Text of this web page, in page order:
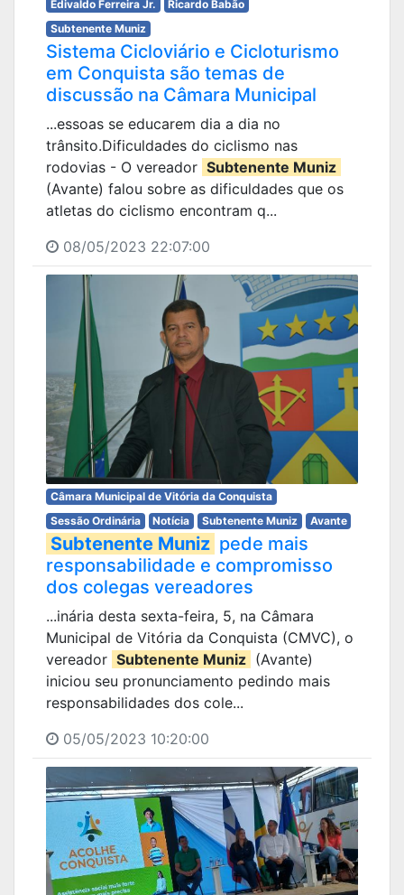
Edivaldo Ferreira Jr.
Ricardo Babão
Subtenente Muniz
Sistema Cicloviário e Cicloturismo
em Conquista são temas de
discussão na Câmara Municipal
...essoas se educarem dia a dia no
trânsito.Dificuldades do ciclismo nas
rodovias - O vereador Subtenente Muniz
(Avante) falou sobre as dificuldades que os
atletas do ciclismo encontram q...
08/05/2023 22:07:00
Câmara Municipal de Vitória da Conquista
Sessão Ordinária
Notícia Subtenente Muniz Avante
Subtenente Muniz pede mais
responsabilidade e compromisso
dos colegas vereadores
...inária desta sexta-feira, 5, na Câmara
Municipal de Vitória da Conquista (CMVC), o
vereador Subtenente Muniz (Avante)
iniciou seu pronunciamento pedindo mais
responsabilidades dos cole...
05/05/2023 10:20:00